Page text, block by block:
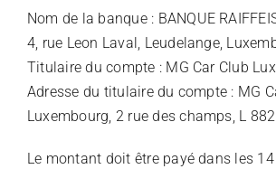
Nom de la banque : BANQUE
4, rue Leon Laval, Leudelange,
Titulaire du compte : MG Car Club
Adresse du titulaire du compte : MG
Luxembourg, 2 rue des champs, L
Le montant doit être payé dans les